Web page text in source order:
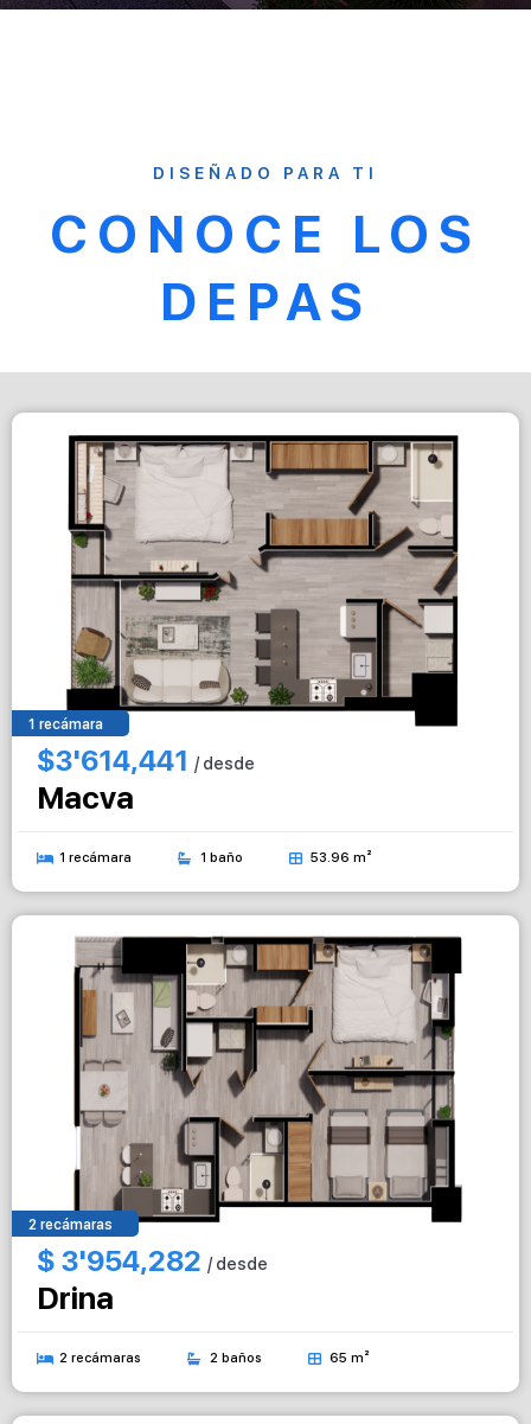
DISEÑADO PARA TI
CONOCE LOS
DEPAS
1 recámara
$3'614,441 / desde
Macva
1 recámara 1 baño 53.96 m²
2 recámaras
$ 3'954,282 / desde
Drina
2 recámaras 2 baños 65 m²